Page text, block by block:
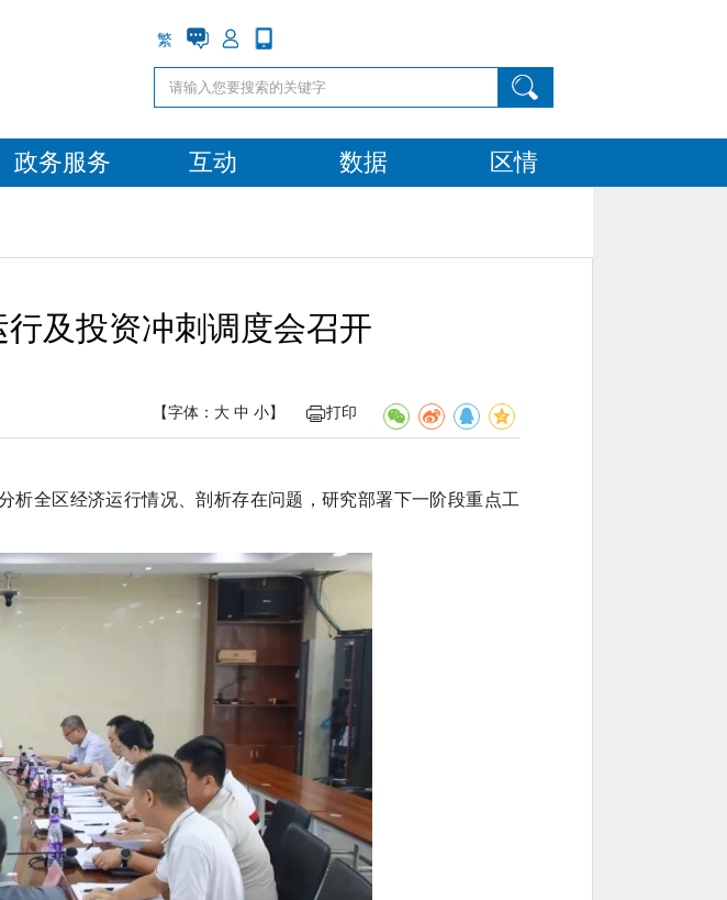
繁
政务服务 互动 数据 区情
及投资冲刺调度会召开
【字体： 大 中 小】 打印
析全区经济运行情况、剖析存在问题，研究部署下一阶段重点工